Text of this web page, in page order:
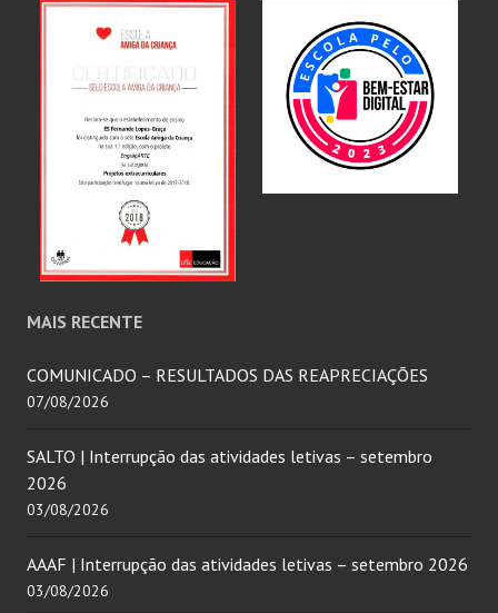
MAIS RECENTE
COMUNICADO – RESULTADOS DAS REAPRECIAÇÕES
07/08/2026
SALTO | Interrupção das atividades letivas – setembro
2026
03/08/2026
AAAF | Interrupção das atividades letivas – setembro 2026
03/08/2026